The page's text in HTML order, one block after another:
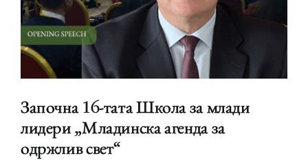
Започна 16-тата Школа за млади
лидери „Младинска агенда за
одржлив свет“